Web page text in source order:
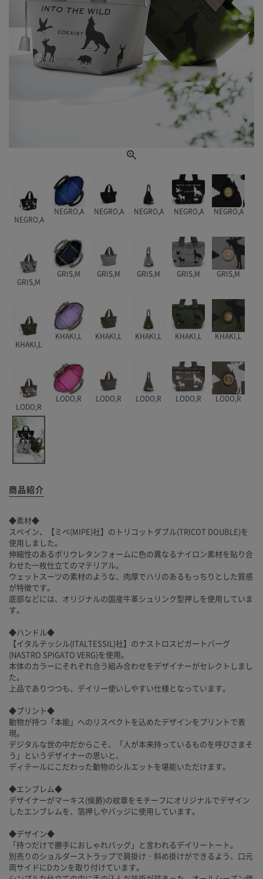
NEGRO,A
NEGRO,A NEGRO,A NEGRO,A NEGRO,A NEGRO,A
GRIS,M
GRIS,M GRIS,M GRIS,M GRIS,M GRIS,M
KHAKI,L
KHAKI,L KHAKI,L KHAKI,L KHAKI,L KHAKI,L
LODO,R
LODO,R LODO,R LODO,R LODO,R LODO,R
商品紹介
◆素材◆
スペイン、【ミぺ(MIPE)社】のトリコットダブル(TRICOT DOUBLE)を
使用しました。
伸縮性のあるポリウレタンフォームに色の異なるナイロン素材を貼り合
わせた一枚仕立てのマテリアル。
ウェットスーツの素材のような、肉厚でハリのあるもっちりとした質感
が特徴です。
底部などには、オリジナルの国産牛革シュリンク型押しを使用していま
す。
◆ハンドル◆
【イタルテッシル(ITALTESSIL)社】のナストロスピガートバーグ
(NASTRO SPIGATO VERG)を使用。
本体のカラーにそれぞれ合う組み合わせをデザイナーがセレクトしまし
た。
上品でありつつも、デイリー使いしやすい仕様となっています。
◆プリント◆
動物が持つ「本能」へのリスペクトを込めたデザインをプリントで表
現。
デジタルな世の中だからこそ、「人が本来持っているものを呼びさまそ
う」というデザイナーの思いと、
ディテールにこだわった動物のシルエットを堪能いただけます。
◆エンブレム◆
デザイナーがマーキス(侯爵)の紋章をモチーフにオリジナルでデザイン
したエンブレムを、箔押しやバッジに使用しています。
◆デザイン◆
「持つだけで勝手におしゃれバッグ」と言われるデイリートート。
別売りのショルダーストラップで肩掛け・斜め掛けができるよう、口元
両サイドにDカンを取り付けています。